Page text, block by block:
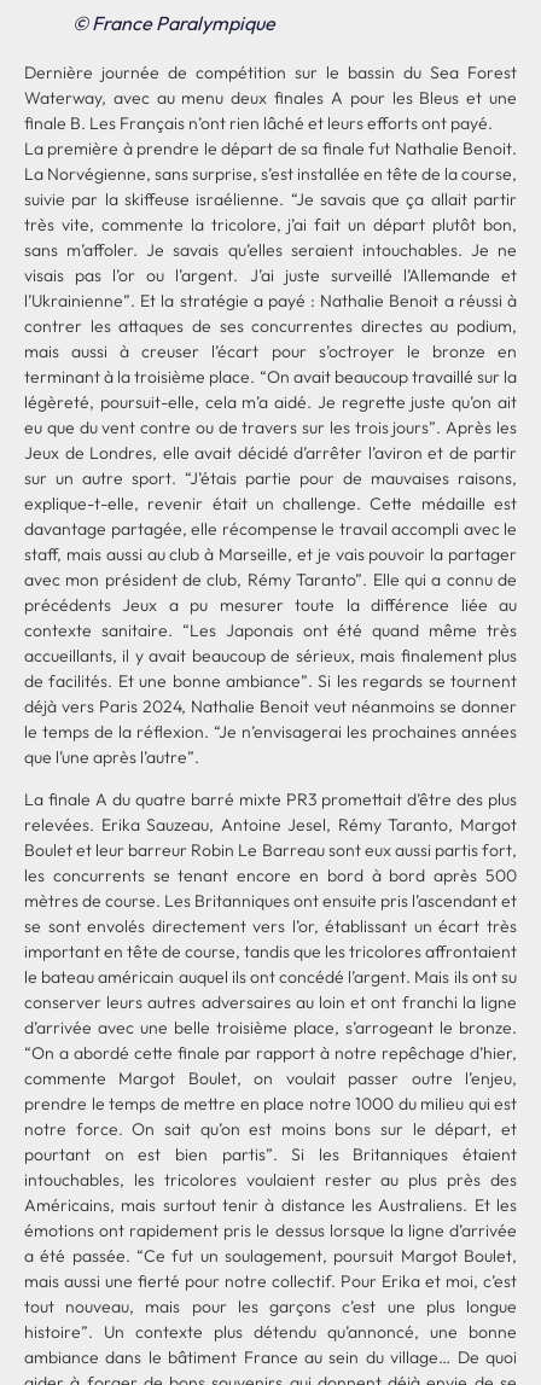
© France Paralympique
Dernière journée de compétition sur le bassin du Sea Forest
Waterway, avec au menu deux finales A pour les Bleus et une
finale B. Les Français n’ont rien lâché et leurs efforts ont payé.
La première à prendre le départ de sa finale fut Nathalie Benoit.
La Norvégienne, sans surprise, s’est installée en tête de la course,
suivie par la skiffeuse israélienne. “Je savais que ça allait partir
très vite, commente la tricolore, j’ai fait un départ plutôt bon,
sans m’affoler. Je savais qu’elles seraient intouchables. Je ne
visais pas l’or ou l’argent. J’ai juste surveillé l’Allemande et
l’Ukrainienne”. Et la stratégie a payé : Nathalie Benoit a réussi à
contrer les attaques de ses concurrentes directes au podium,
mais aussi à creuser l’écart pour s’octroyer le bronze en
terminant à la troisième place. “On avait beaucoup travaillé sur la
légèreté, poursuit-elle, cela m’a aidé. Je regrette juste qu’on ait
eu que du vent contre ou de travers sur les trois jours”. Après les
Jeux de Londres, elle avait décidé d’arrêter l’aviron et de partir
sur un autre sport. “J’étais partie pour de mauvaises raisons,
explique-t-elle, revenir était un challenge. Cette médaille est
davantage partagée, elle récompense le travail accompli avec le
staff, mais aussi au club à Marseille, et je vais pouvoir la partager
avec mon président de club, Rémy Taranto”. Elle qui a connu de
précédents Jeux a pu mesurer toute la différence liée au
contexte sanitaire. “Les Japonais ont été quand même très
accueillants, il y avait beaucoup de sérieux, mais finalement plus
de facilités. Et une bonne ambiance”. Si les regards se tournent
déjà vers Paris 2024, Nathalie Benoit veut néanmoins se donner
le temps de la réflexion. “Je n’envisagerai les prochaines années
que l’une après l’autre”.
La finale A du quatre barré mixte PR3 promettait d’être des plus
relevées. Erika Sauzeau, Antoine Jesel, Rémy Taranto, Margot
Boulet et leur barreur Robin Le Barreau sont eux aussi partis fort,
les concurrents se tenant encore en bord à bord après 500
mètres de course. Les Britanniques ont ensuite pris l’ascendant et
se sont envolés directement vers l’or, établissant un écart très
important en tête de course, tandis que les tricolores affrontaient
le bateau américain auquel ils ont concédé l’argent. Mais ils ont su
conserver leurs autres adversaires au loin et ont franchi la ligne
d’arrivée avec une belle troisième place, s’arrogeant le bronze.
“On a abordé cette finale par rapport à notre repêchage d’hier,
commente Margot Boulet, on voulait passer outre l’enjeu,
prendre le temps de mettre en place notre 1000 du milieu qui est
notre force. On sait qu’on est moins bons sur le départ, et
pourtant on est bien partis”. Si les Britanniques étaient
intouchables, les tricolores voulaient rester au plus près des
Américains, mais surtout tenir à distance les Australiens. Et les
émotions ont rapidement pris le dessus lorsque la ligne d’arrivée
a été passée. “Ce fut un soulagement, poursuit Margot Boulet,
mais aussi une fierté pour notre collectif. Pour Erika et moi, c’est
tout nouveau, mais pour les garçons c’est une plus longue
histoire”. Un contexte plus détendu qu’annoncé, une bonne
ambiance dans le bâtiment France au sein du village… De quoi